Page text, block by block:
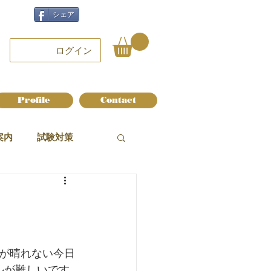
シェア
ログイン
Profile Contact
内 試験対策
晴れない今日